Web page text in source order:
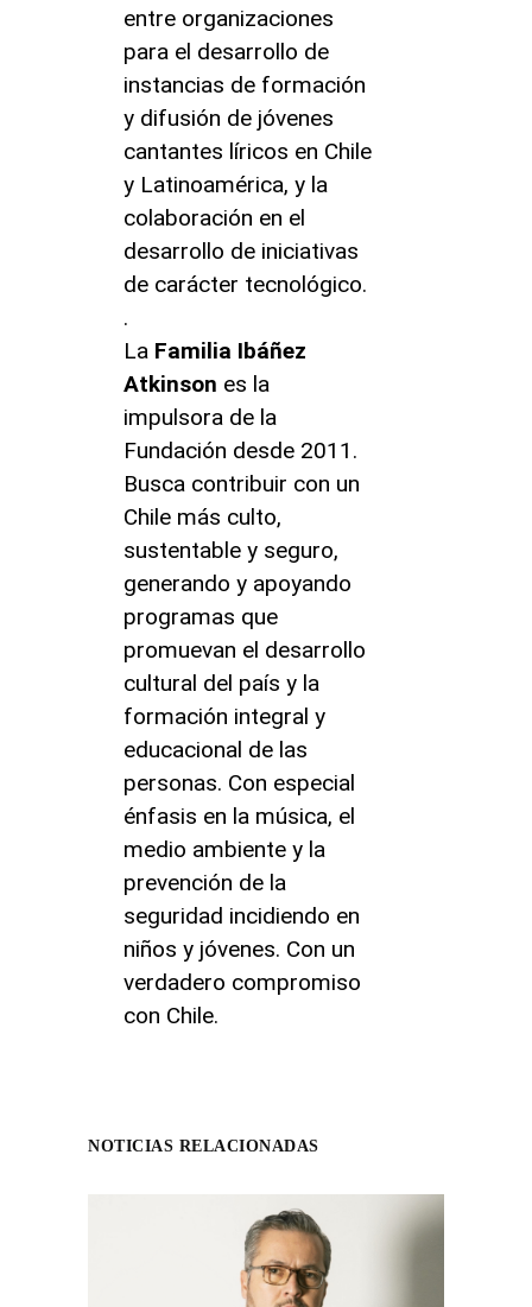
entre organizaciones
para el desarrollo de
instancias de formación
y difusión de jóvenes
cantantes líricos en Chile
y Latinoamérica, y la
colaboración en el
desarrollo de iniciativas
de carácter tecnológico.
.
La Familia Ibáñez
Atkinson es la
impulsora de la
Fundación desde 2011.
Busca contribuir con un
Chile más culto,
sustentable y seguro,
generando y apoyando
programas que
promuevan el desarrollo
cultural del país y la
formación integral y
educacional de las
personas. Con especial
énfasis en la música, el
medio ambiente y la
prevención de la
seguridad incidiendo en
niños y jóvenes. Con un
verdadero compromiso
con Chile.
NOTICIAS RELACIONADAS